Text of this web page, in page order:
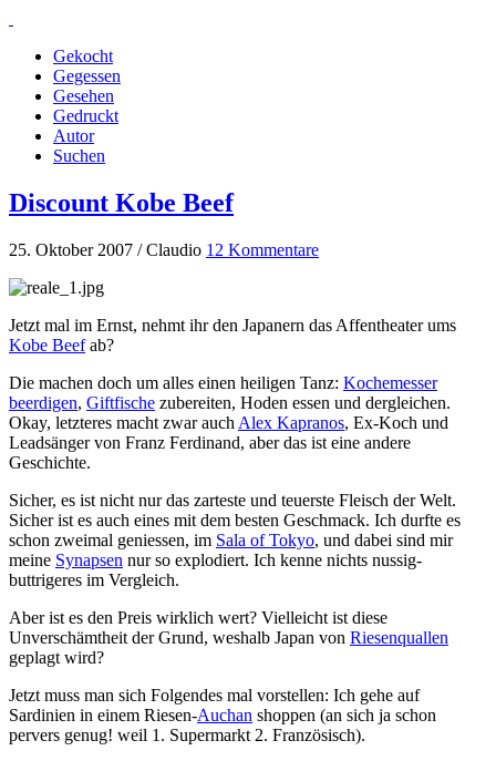
Gekocht
Gegessen
Gesehen
Gedruckt
Autor
Suchen
Discount Kobe Beef
25. Oktober 2007 / Claudio 12 Kommentare
Jetzt mal im Ernst, nehmt ihr den Japanern das Affentheater ums
Kobe Beefab?
Die machen doch um alles einen heiligen Tanz: Kochemesser
beerdigen, Giftfische zubereiten, Hoden essen und dergleichen.
Okay, letzteres macht zwar auch Alex Kapranos, Ex-Koch und
Leadsänger von Franz Ferdinand, aber das ist eine andere
Geschichte.
Sicher, es ist nicht nur das zarteste und teuerste Fleisch der Welt.
Sicher ist es auch eines mit dem besten Geschmack. Ich durfte es
schon zweimal geniessen, im Sala of Tokyo, und dabei sind mir
meine Synapsen nur so explodiert. Ich kenne nichts nussig-
buttrigeres im Vergleich.
Aber ist es den Preis wirklich wert? Vielleicht ist diese
Unverschämtheit der Grund, weshalb Japan von Riesenquallen
geplagt wird?
Jetzt muss man sich Folgendes mal vorstellen: Ich gehe auf
Sardinien in einem Riesen-Auchan shoppen (an sich ja schon
pervers genug! weil 1. Supermarkt 2. Französisch).